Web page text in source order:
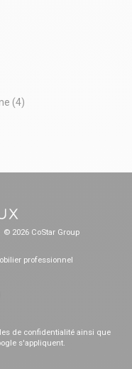
(4)
© 2026 CoStar Group
professionnel
de confidentialitéainsi que
s'appliquent.